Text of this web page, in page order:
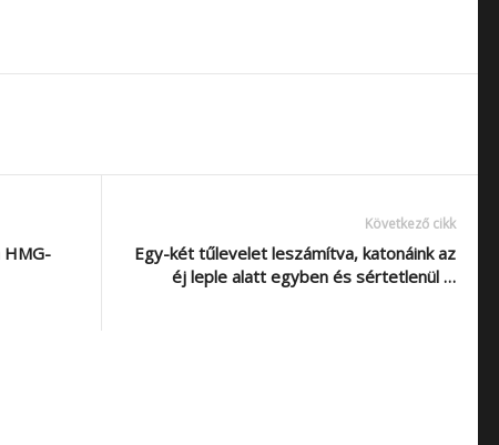
HMG-
Következő cikk
Egy-két tűlevelet leszámítva, katonáink az
éj leple alatt egyben és sértetlenül …